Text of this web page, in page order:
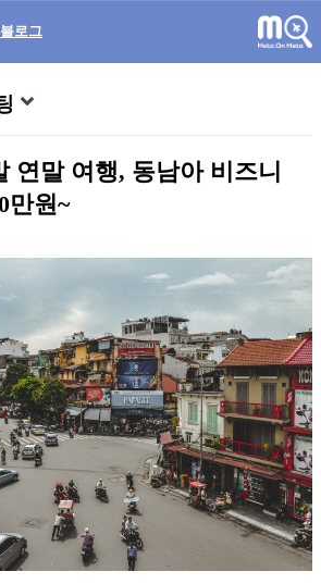
블로그
연말 여행, 동남아 비즈니
만원~